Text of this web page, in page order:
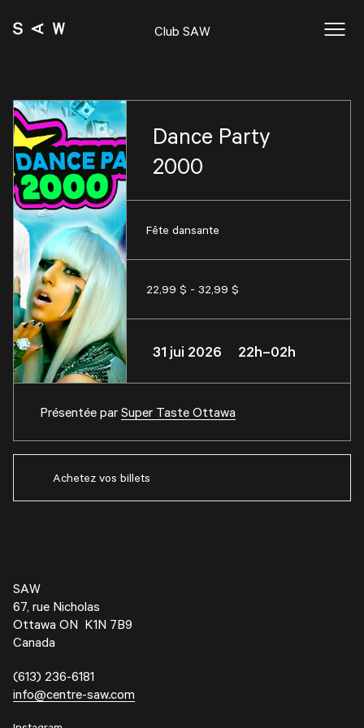
Club SAW
Dance Party
2000
Fête dansante
22,99 $ - 32,99 $
31 jui 2026 22h–02h
Présentée parSuper Taste Ottawa
Achetez vos billets
SAW
67, rue Nicholas
Ottawa ON K1N 7B9
Canada
(613) 236-6181
info@centre-saw.com